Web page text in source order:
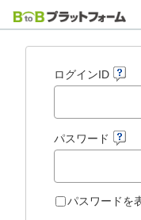
ログインID
パスワード
パスワードを